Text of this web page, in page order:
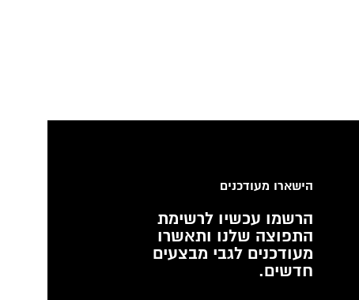
הישארו מעודכנים
הרשמו עכשיו לרשימת
התפוצה שלנו ותאשרו
מעודכנים לגבי מבצעים
חדשים.